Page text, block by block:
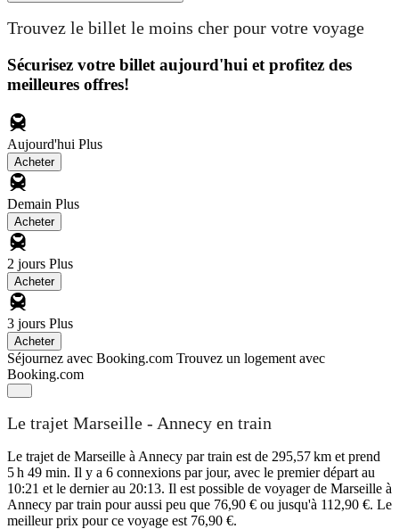
Trouvez le billet le moins cher pour votre voyage
Sécurisez votre billet aujourd'hui et profitez des
meilleures offres!
Aujourd'hui Plus
Acheter
Demain Plus
Acheter
2 jours Plus
Acheter
3 jours Plus
Acheter
Séjournez avec Booking.com Trouvez un logement avec
Booking.com
Le trajet Marseille - Annecy en train
Le trajet de Marseille à Annecy par train est de 295,57 km et prend
5 h 49 min. Il y a 6 connexions par jour, avec le premier départ au
10:21 et le dernier au 20:13. Il est possible de voyager de Marseille à
Annecy par train pour aussi peu que 76,90 € ou jusqu'à 112,90 €. Le
meilleur prix pour ce voyage est 76,90 €.